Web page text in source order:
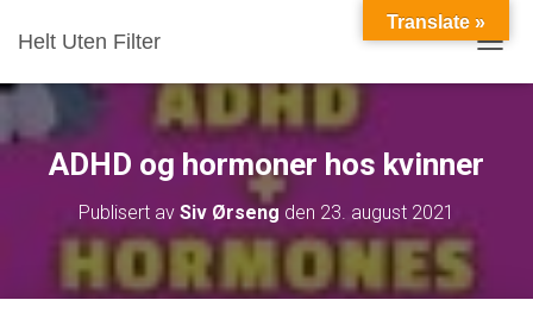
Helt Uten Filter
ADHD og hormoner hos kvinner
Publisert av Siv Ørseng den 23. august 2021
Translate »